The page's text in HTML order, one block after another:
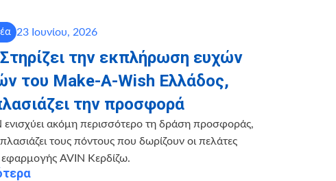
23 Ιουνίου, 2026
την εκπλήρωση ευχών
του Make-A-Wish Ελλάδος,
την προσφορά
ενισχύει ακόμη περισσότερο τη δράση προσφοράς,
τους πόντους που δωρίζουν οι πελάτες
AVIN Κερδίζω.